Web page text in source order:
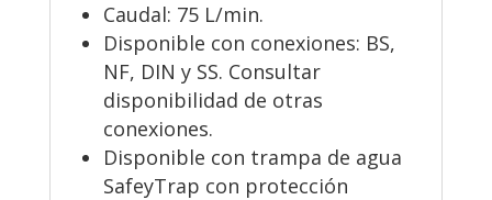
Caudal: 75 L/min.
Disponible con conexiones: BS,
NF, DIN y SS. Consultar
disponibilidad de otras
conexiones.
Disponible con trampa de agua
SafeyTrap con protección